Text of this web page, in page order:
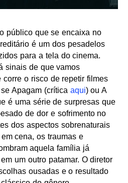
público que se encaixa no
é um dos pesadelos
para a tela do cinema.
sinais de que vamos
corre o risco de repetir filmes
Apagam (crítica aqui) ou A
é uma série de surpresas que
de dor e sofrimento no
dos aspectos sobrenaturais
cena, os traumas e
aquela família já
um outro patamar. O diretor
ousadas e o resultado